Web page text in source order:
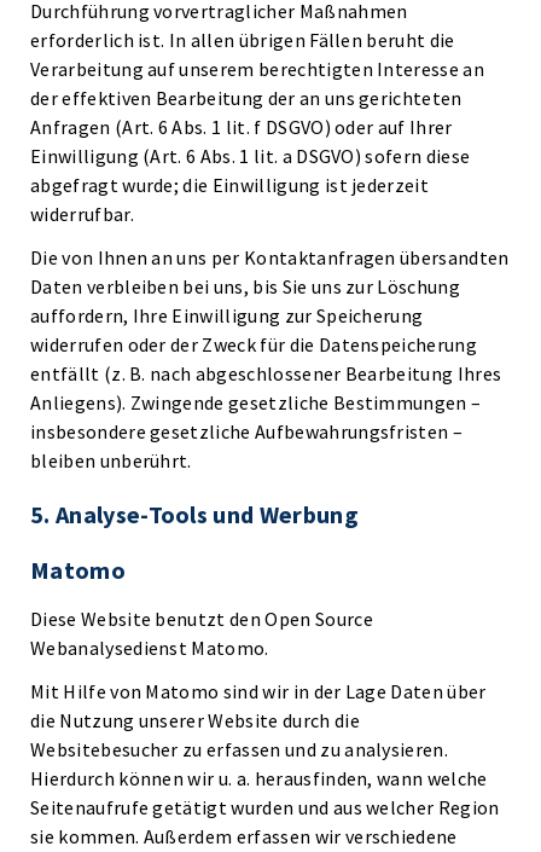
Durchführung vorvertraglicher Maßnahmen
erforderlich ist. In allen übrigen Fällen beruht die
Verarbeitung auf unserem berechtigten Interesse an
der effektiven Bearbeitung der an uns gerichteten
Anfragen (Art. 6 Abs. 1 lit. f DSGVO) oder auf Ihrer
Einwilligung (Art. 6 Abs. 1 lit. a DSGVO) sofern diese
abgefragt wurde; die Einwilligung ist jederzeit
widerrufbar.
Die von Ihnen an uns per Kontaktanfragen übersandten
Daten verbleiben bei uns, bis Sie uns zur Löschung
auffordern, Ihre Einwilligung zur Speicherung
widerrufen oder der Zweck für die Datenspeicherung
entfällt (z. B. nach abgeschlossener Bearbeitung Ihres
Anliegens). Zwingende gesetzliche Bestimmungen –
insbesondere gesetzliche Aufbewahrungsfristen –
bleiben unberührt.
5. Analyse-Tools und Werbung
Matomo
Diese Website benutzt den Open Source
Webanalysedienst Matomo.
Mit Hilfe von Matomo sind wir in der Lage Daten über
die Nutzung unserer Website durch die
Websitebesucher zu erfassen und zu analysieren.
Hierdurch können wir u. a. herausfinden, wann welche
Seitenaufrufe getätigt wurden und aus welcher Region
sie kommen. Außerdem erfassen wir verschiedene